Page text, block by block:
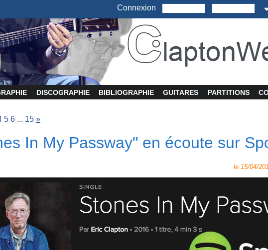
Connexion
DISCOGRAPHIE BIBLIOGRAPHIE GUITARES PARTITIONS
5 6 ... 15 »
In My Passway" en écoute sur
le 15/04/